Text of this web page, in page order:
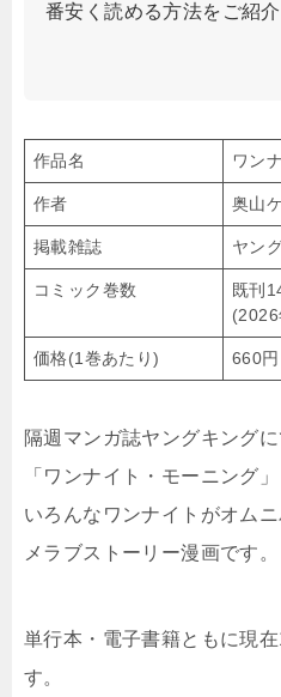
番安く読める方法をご紹介
作品名 ワン
作者 奥山
掲載雑誌 ヤン
コミック巻数
既刊
価格(1巻あたり) 660
隔週マンガ誌ヤングキング
「ワンナイト・モーニング」
いろんなワンナイトがオム
メラブストーリー漫画です。
単行本・電子書籍ともに現
す。